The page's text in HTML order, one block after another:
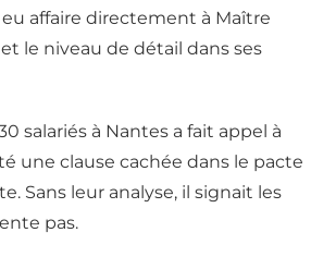
eu affaire directement à Maître
le niveau de détail dans ses
salariés à Nantes a fait appel à
une clause cachée dans le pacte
Sans leur analyse, il signait les
pas.